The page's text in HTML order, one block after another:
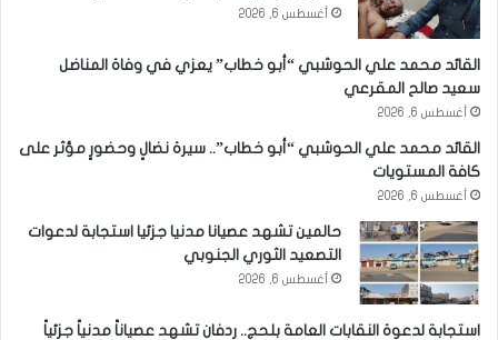
أغسطس 6, 2026
القائد محمد علي الحوشبي “أبو خطاب” يعزي في وفاة المناضل
سعيد صالح المقرعي
أغسطس 6, 2026
القائد محمد علي الحوشبي “أبو خطاب”.. سيرة نضالٍ وحضورٍ مؤثر على
كافة المستويات
أغسطس 6, 2026
حالمين تشهد عصيانا مدنيا جزئيا استجابة لدعوات
التصعيد الثوري الجنوبي
أغسطس 6, 2026
استجابة لدعوة النقابات العامة بلحج.. ردفان تشهد عصياناً مدنياً جزئياً